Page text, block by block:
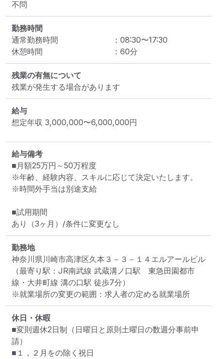
不問
勤務時間
通常勤務時間
： 08:30〜17:30
休憩時間
： 60分
残業の有無について
残業が発生する場合があります
給与
想定年収 3,000,000〜6,000,000円
給与備考
■月額25万円～50万程度
※年齢、経験内容、スキルに応じて決定いたします。
※時間外手当は別途支給
■試用期間
あり（3ヶ月）/条件に変更なし
勤務地
神奈川県川崎市高津区久本３－３－１４エルアールビル
（最寄り駅：JR南武線 武蔵溝ノ口駅　東急田園都市
線・大井町線 溝の口駅 徒歩7分）
※就業場所の変更の範囲：求人者の定める就業場所
休日・休暇
■変則週休2日制（日曜日と原則土曜日の数週分事前申
請）
■１，２月をの除く祝日